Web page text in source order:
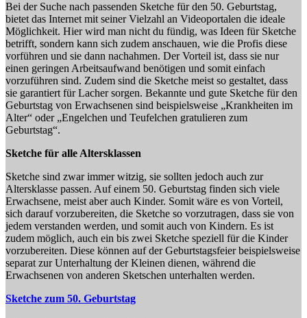
Bei der Suche nach passenden Sketche für den 50. Geburtstag,
bietet das Internet mit seiner Vielzahl an Videoportalen die ideale
Möglichkeit. Hier wird man nicht du fündig, was Ideen für Sketche
betrifft, sondern kann sich zudem anschauen, wie die Profis diese
vorführen und sie dann nachahmen. Der Vorteil ist, dass sie nur
einen geringen Arbeitsaufwand benötigen und somit einfach
vorzuführen sind. Zudem sind die Sketche meist so gestaltet, dass
sie garantiert für Lacher sorgen. Bekannte und gute Sketche für den
Geburtstag von Erwachsenen sind beispielsweise „Krankheiten im
Alter“ oder „Engelchen und Teufelchen gratulieren zum
Geburtstag“.
Sketche für alle Altersklassen
Sketche sind zwar immer witzig, sie sollten jedoch auch zur
Altersklasse passen. Auf einem 50. Geburtstag finden sich viele
Erwachsene, meist aber auch Kinder. Somit wäre es von Vorteil,
sich darauf vorzubereiten, die Sketche so vorzutragen, dass sie von
jedem verstanden werden, und somit auch von Kindern. Es ist
zudem möglich, auch ein bis zwei Sketche speziell für die Kinder
vorzubereiten. Diese können auf der Geburtstagsfeier beispielsweise
separat zur Unterhaltung der Kleinen dienen, während die
Erwachsenen von anderen Sketschen unterhalten werden.
Sketche zum 50. Geburtstag